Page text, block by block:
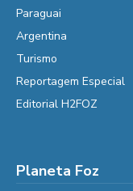
Paraguai
Argentina
Turismo
Reportagem Especial
Editorial H2FOZ
Planeta Foz